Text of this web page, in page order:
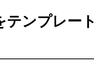
ンプレー